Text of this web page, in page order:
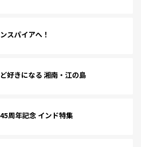
スパイアへ！
好きになる 湘南・江の島
周年記念 インド特集